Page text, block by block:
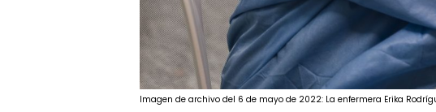
Imagen de archivo del 6 de mayo de 2022: La enfermera Erika